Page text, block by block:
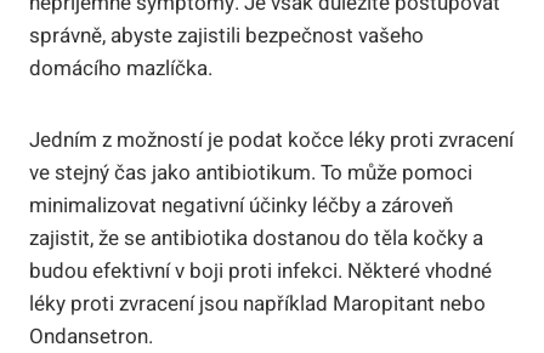
správně,⁣ abyste zajistili bezpečnost ​vašeho
domácího ⁣mazlíčka.
Jedním z možností je podat kočce léky proti zvracení
ve stejný čas⁤ jako antibiotikum. To může‍ pomoci
minimalizovat negativní účinky léčby‍ a zároveň
zajistit, že se antibiotika ⁢dostanou do⁤ těla kočky‌ a
budou efektivní v boji proti⁣ infekci. Některé vhodné
léky proti ‌zvracení⁤ jsou ‌například Maropitant nebo
‍Ondansetron.